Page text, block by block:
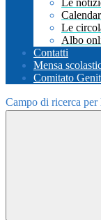
Le
Le
Albo
Contatti
Mensa
Comitato
Campo di ricerca per